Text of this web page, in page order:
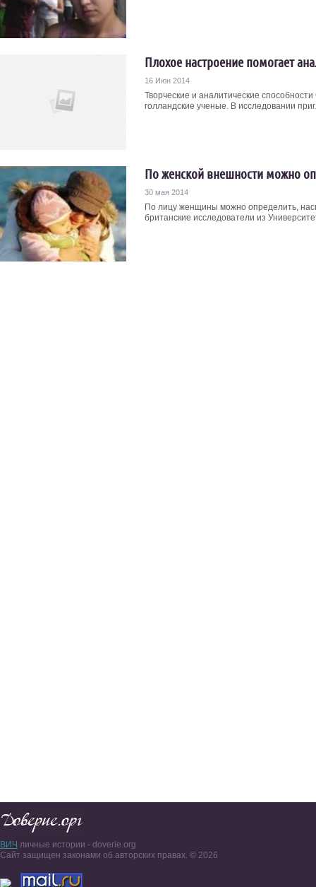
Плохое настроение помогает
16 Июн 2014
Творческие и аналитические
голландские ученые. В исследовании
По женской внешности можно
30 мая 2014
По лицу женщины можно определить,
британские исследователи из
ВИЧ личные истории - doverie.org
Сайт защищен законами об авторских правах. © 2026